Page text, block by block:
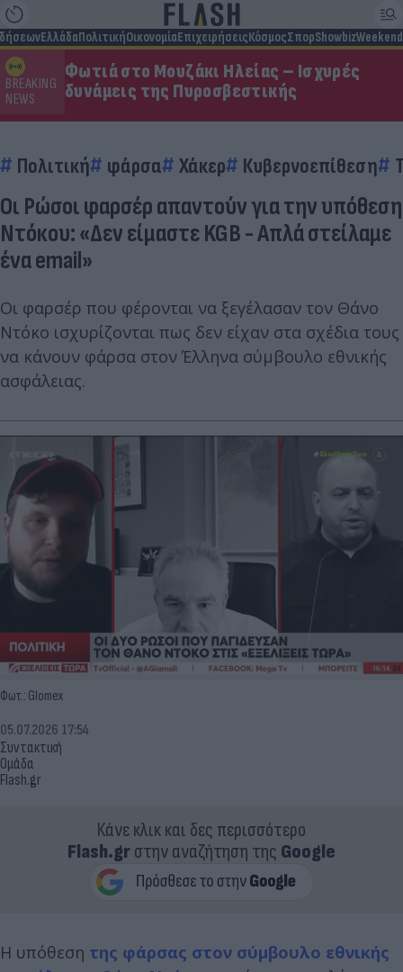
ΕλλάδαΠολιτικήΟικονομίαΕπιχειρήσειςΚόσμοςΣπορShowbizWeekend
BREAKING
NEWS
Φωτιά στο Μουζάκι Ηλείας – Ισχυρές
δυνάμεις της Πυροσβεστικής
Πολιτική φάρσα Χάκερ Κυβερνοεπίθεση
Οι Ρώσοι φαρσέρ απαντούν για την υπόθεση
Ντόκου: «Δεν είμαστε KGB - Απλά στείλαμε
ένα email»
Οι φαρσέρ που φέρονται να ξεγέλασαν τον Θάνο
Ντόκο ισχυρίζονται πως δεν είχαν στα σχέδια τους
να κάνουν φάρσα στον Έλληνα σύμβουλο εθνικής
ασφάλειας.
Φωτ.: Glomex
Συντακτική
Ομάδα
Flash.gr
05.07.2026 17:54
Κάνε κλικ και δες περισσότερο
Flash.grστην αναζήτηση της Google
Η υπόθεση της φάρσας στον σύμβουλο εθνικής